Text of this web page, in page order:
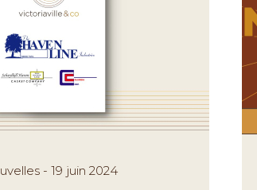
- 19 juin 2024